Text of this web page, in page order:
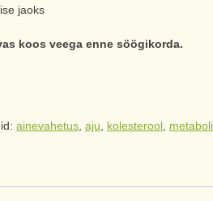
jaoks
koos veega enne söögikorda.
ainevahetus aju kolesterool